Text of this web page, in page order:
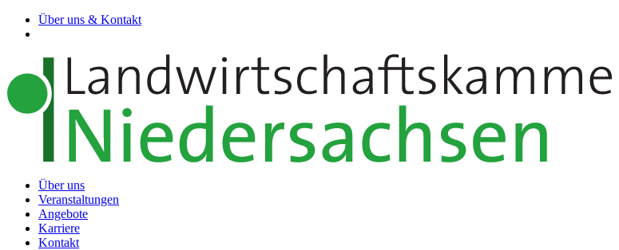
Über uns & Kontakt
Über uns
Veranstaltungen
Angebote
Karriere
Kontakt